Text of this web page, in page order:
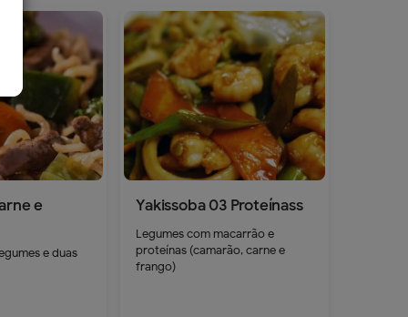
e
e duas
Yakissoba 03 Proteínass
Legumes com macarrão e
proteínas (camarão, carne e
frango)